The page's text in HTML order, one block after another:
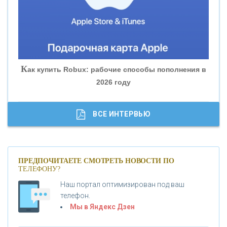
«БАНК ГЛОБЭКС»
«СОВКОМБАНК»
«ГАЗПРОМБАНК»
«МОСКОВСКИЙ КРЕДИТНЫЙ БАНК»
«БАНК ВОЗРОЖДЕНИЕ»
Как купить Robux: рабочие способы пополнения в
2026 году
Банки.ру обновил логотип впервые за 19 лет -
ВСЕ ИНТЕРВЬЮ
ПРЕДПОЧИТАЕТЕ СМОТРЕТЬ НОВОСТИ ПО
ТЕЛЕФОНУ?
Наш портал оптимизирован под ваш
телефон.
Мы в Яндекс Дзен